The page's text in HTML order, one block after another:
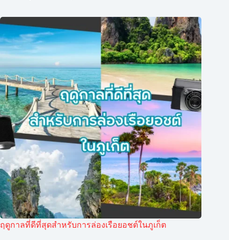
ฤดูกาลที่ดีที่สุดสำหรับการล่องเรือยอชต์ในภูเก็ต